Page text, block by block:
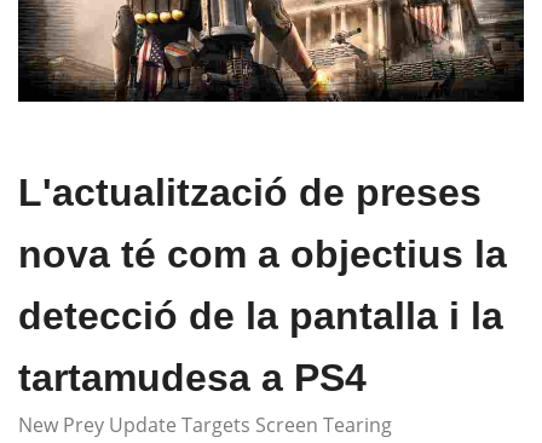
L'actualització de preses
nova té com a objectius la
detecció de la pantalla i la
tartamudesa a PS4
New Prey Update Targets Screen Tearing